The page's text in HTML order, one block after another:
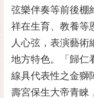
閱
電
子
報
市
民
信
箱
弦樂伴奏等前後棚
祥在生育、教養等
人心弦，表演藝術
地方特色。「歸仁
線具代表性之金獅
壽宮保生大帝青睞